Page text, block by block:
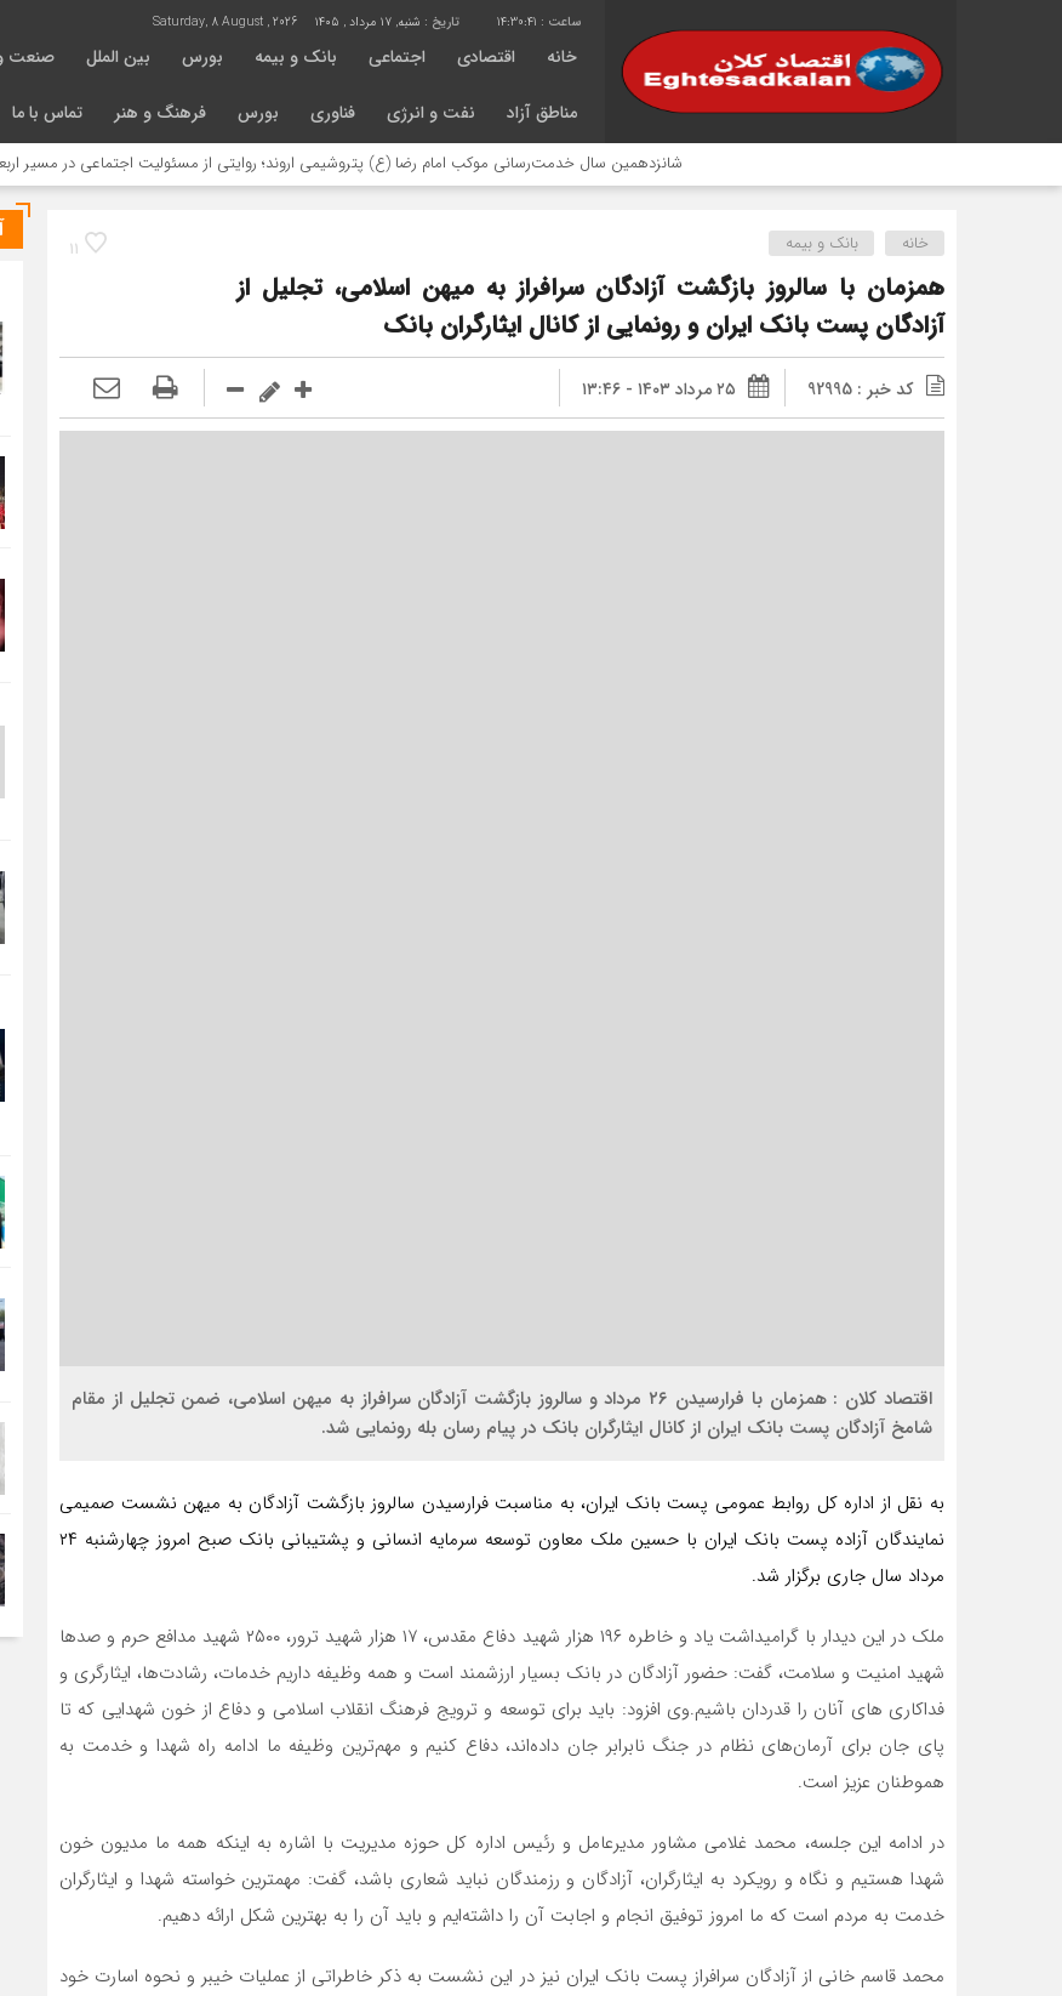
14:30:42 تاریخ : شنبه, ۱۷ مرداد , ۱۴۰۵ Saturday, 8 August , 2026
خانه اقتصادی اجتماعی بانک و بیمه بورس بین الملل صنعت
مناطق آزاد نفت و انرژی فناوری بورس فرهنگ و هنر تماس با ما
شانزدهمین سال خدمت‌رسانی موکب امام رضا (ع) پتروشیمی اروند؛ روایتی از مسئولیت اجتماعی در مسیر اربعین
11 خانه بانک و بیمه
همزمان با سالروز بازگشت آزادگان سرافراز به میهن اسلامی، تجلیل از
آزادگان پست بانک ایران و رونمایی از کانال ایثارگران بانک
کد خبر : 92995 ۲۵ مرداد ۱۴۰۳ - ۱۳:۴۶
اقتصاد کلان : همزمان با فرارسیدن ۲۶ مرداد و سالروز بازگشت آزادگان سرافراز به میهن اسلامی، ضمن تجلیل از مقام
شامخ آزادگان پست بانک ایران از کانال ایثارگران بانک در پیام رسان بله رونمایی شد‌.
به نقل از اداره کل روابط عمومی پست بانک ایران، به مناسبت فرارسیدن سالروز بازگشت آزادگان به میهن نشست صمیمی
نمایندگان آزاده پست بانک ایران با حسین ملک معاون توسعه سرمایه انسانی و پشتیبانی بانک صبح امروز چهارشنبه ۲۴
مرداد سال جاری برگزار شد.
ملک در این دیدار با گرامیداشت یاد و خاطره ۱۹۶ هزار شهید دفاع مقدس، ۱۷ هزار شهید ترور، ۲۵۰۰ شهید مدافع حرم و صدها
شهید امنیت و سلامت، گفت: حضور آزادگان در بانک بسیار ارزشمند است و همه وظیفه داریم خدمات، رشادت‌ها، ایثارگری و
فداکاری ‌های آنان را قدردان باشیم.وی افزود: باید برای توسعه و ترویج فرهنگ انقلاب اسلامی و دفاع از خون شهدایی که تا
پای جان برای آرمان‌های نظام در جنگ نابرابر جان داده‌اند، دفاع کنیم و مهم‌ترین وظیفه ما ادامه راه شهدا و خدمت به
هموطنان عزیز است.
در ادامه این جلسه، محمد غلامی مشاور مدیرعامل و رئیس اداره کل حوزه مدیریت با اشاره به اینکه همه ما مدیون خون
شهدا هستیم و نگاه و رویکرد به ایثارگران، آزادگان و رزمندگان نباید شعاری باشد، گفت: مهمترین خواسته شهدا و ایثارگران
خدمت به مردم است که ما امروز توفیق انجام و اجابت آن را داشته‌ایم و باید آن را به بهترین شکل ارائه دهیم.‌
محمد قاسم خانی از آزادگان سرافراز پست بانک ایران نیز در این نشست به ذکر خاطراتی از عملیات خیبر و نحوه اسارت خود